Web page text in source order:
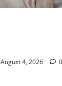
August 4, 2026 0